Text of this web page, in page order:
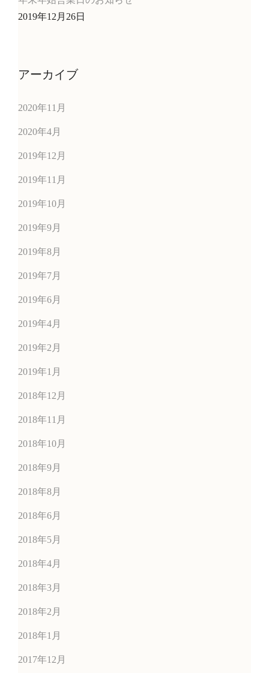
2019年12月26日
アーカイブ
2020年11月
2020年4月
2019年12月
2019年11月
2019年10月
2019年9月
2019年8月
2019年7月
2019年6月
2019年4月
2019年2月
2019年1月
2018年12月
2018年11月
2018年10月
2018年9月
2018年8月
2018年6月
2018年5月
2018年4月
2018年3月
2018年2月
2018年1月
2017年12月